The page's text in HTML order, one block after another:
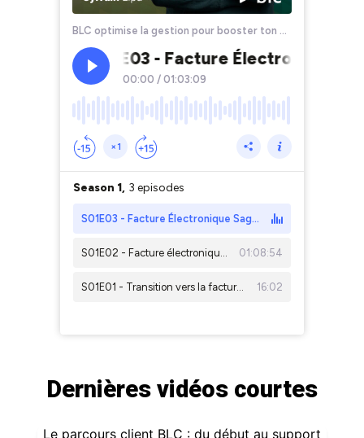
Dernières vidéos courtes
Le parcours client BLC : du début au support